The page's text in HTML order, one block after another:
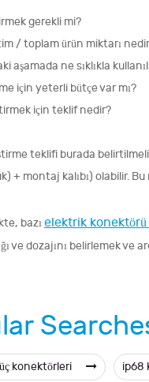
gerekli mi?
/ toplam ürün miktarı
aşamada ne sıklıkla
için yeterli bütçe var mı?
için teklif nedir?
teklifi burada
+ montaj kalıbı) olabilir.
bazıelektrik
ve dozajını belirlemek ve
konektörleri ip68